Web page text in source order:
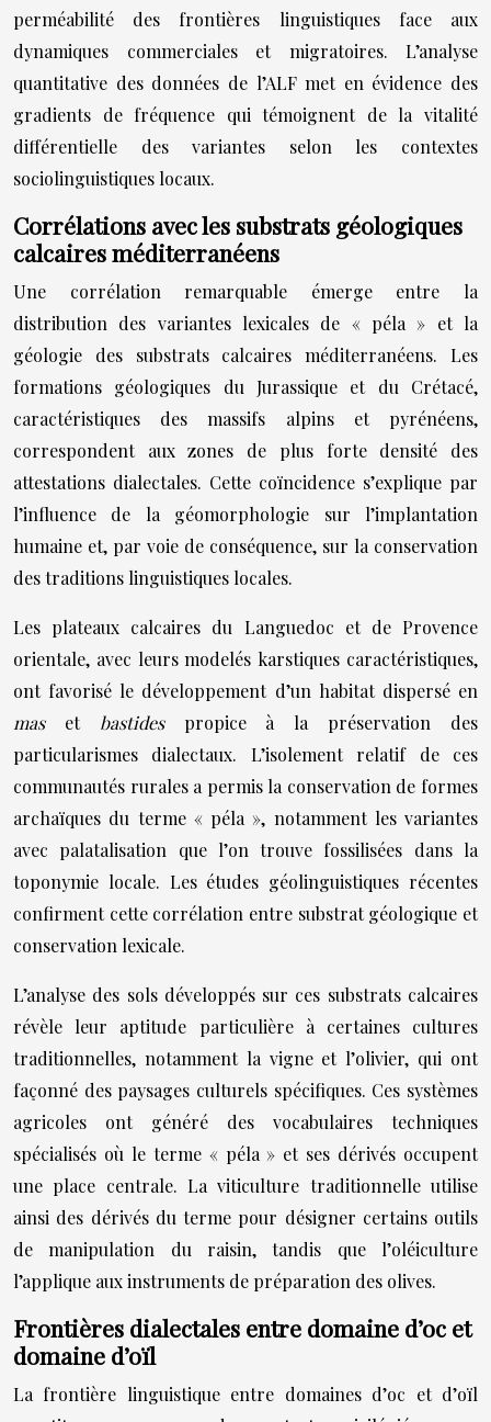
perméabilité des frontières linguistiques face aux
dynamiques commerciales et migratoires. L’analyse
quantitative des données de l’ALF met en évidence des
gradients de fréquence qui témoignent de la vitalité
différentielle des variantes selon les contextes
sociolinguistiques locaux.
Corrélations avec les substrats géologiques
calcaires méditerranéens
Une corrélation remarquable émerge entre la
distribution des variantes lexicales de « péla » et la
géologie des substrats calcaires méditerranéens. Les
formations géologiques du Jurassique et du Crétacé,
caractéristiques des massifs alpins et pyrénéens,
correspondent aux zones de plus forte densité des
attestations dialectales. Cette coïncidence s’explique par
l’influence de la géomorphologie sur l’implantation
humaine et, par voie de conséquence, sur la conservation
des traditions linguistiques locales.
Les plateaux calcaires du Languedoc et de Provence
orientale, avec leurs modelés karstiques caractéristiques,
ont favorisé le développement d’un habitat dispersé en
maset bastidespropice à la préservation des
particularismes dialectaux. L’isolement relatif de ces
communautés rurales a permis la conservation de formes
archaïques du terme « péla », notamment les variantes
avec palatalisation que l’on trouve fossilisées dans la
toponymie locale. Les études géolinguistiques récentes
confirment cette corrélation entre substrat géologique et
conservation lexicale.
L’analyse des sols développés sur ces substrats calcaires
révèle leur aptitude particulière à certaines cultures
traditionnelles, notamment la vigne et l’olivier, qui ont
façonné des paysages culturels spécifiques. Ces systèmes
agricoles ont généré des vocabulaires techniques
spécialisés où le terme « péla » et ses dérivés occupent
une place centrale. La viticulture traditionnelle utilise
ainsi des dérivés du terme pour désigner certains outils
de manipulation du raisin, tandis que l’oléiculture
l’applique aux instruments de préparation des olives.
Frontières dialectales entre domaine d’oc et
domaine d’oïl
La frontière linguistique entre domaines d’oc et d’oïl